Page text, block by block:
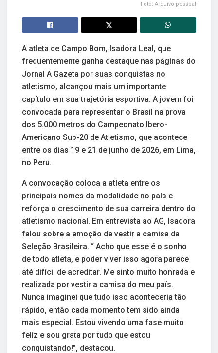
Foto: Arquivo pessoal
A atleta de Campo Bom, Isadora Leal, que
frequentemente ganha destaque nas páginas do
Jornal A Gazeta por suas conquistas no
atletismo, alcançou mais um importante
capítulo em sua trajetória esportiva. A jovem foi
convocada para representar o Brasil na prova
dos 5.000 metros do Campeonato Ibero-
Americano Sub-20 de Atletismo, que acontece
entre os dias 19 e 21 de junho de 2026, em Lima,
no Peru.
A convocação coloca a atleta entre os
principais nomes da modalidade no país e
reforça o crescimento de sua carreira dentro do
atletismo nacional. Em entrevista ao AG, Isadora
falou sobre a emoção de vestir a camisa da
Seleção Brasileira. “ Acho que esse é o sonho
de todo atleta, e poder viver isso agora parece
até difícil de acreditar. Me sinto muito honrada e
realizada por vestir a camisa do meu país.
Nunca imaginei que tudo isso aconteceria tão
rápido, então cada momento tem sido ainda
mais especial. Estou vivendo uma fase muito
feliz e sou grata por tudo que estou
conquistando!”, destacou.